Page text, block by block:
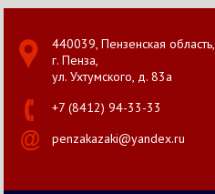
440039, Пензенская область,
г. Пенза,
ул. Ухтумского, д. 83а
+7 (8412) 94-33-33
penzakazaki@yandex.ru